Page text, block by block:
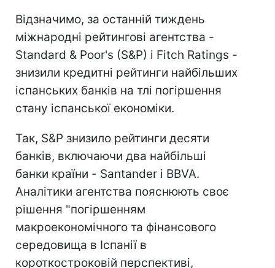
Відзначимо, за останній тиждень
міжнародні рейтингові агентства -
Standard & Poor's (S&P) і Fitch Ratings -
знизили кредитні рейтинги найбільших
іспанських банків на тлі погіршення
стану іспанської економіки.
Так, S&P знизило рейтинги десяти
банків, включаючи два найбільші
банки країни - Santander і BBVA.
Аналітики агентства пояснюють своє
рішення "погіршенням
макроекономічного та фінансового
середовища в Іспанії в
короткостроковій перспективі,